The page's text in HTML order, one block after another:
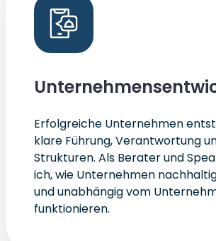
Erfolgreiche Unternehmen
klare Führung, Verantwortung
Strukturen. Als Berater und
ich, wie Unternehmen
und unabhängig vom
funktionieren.